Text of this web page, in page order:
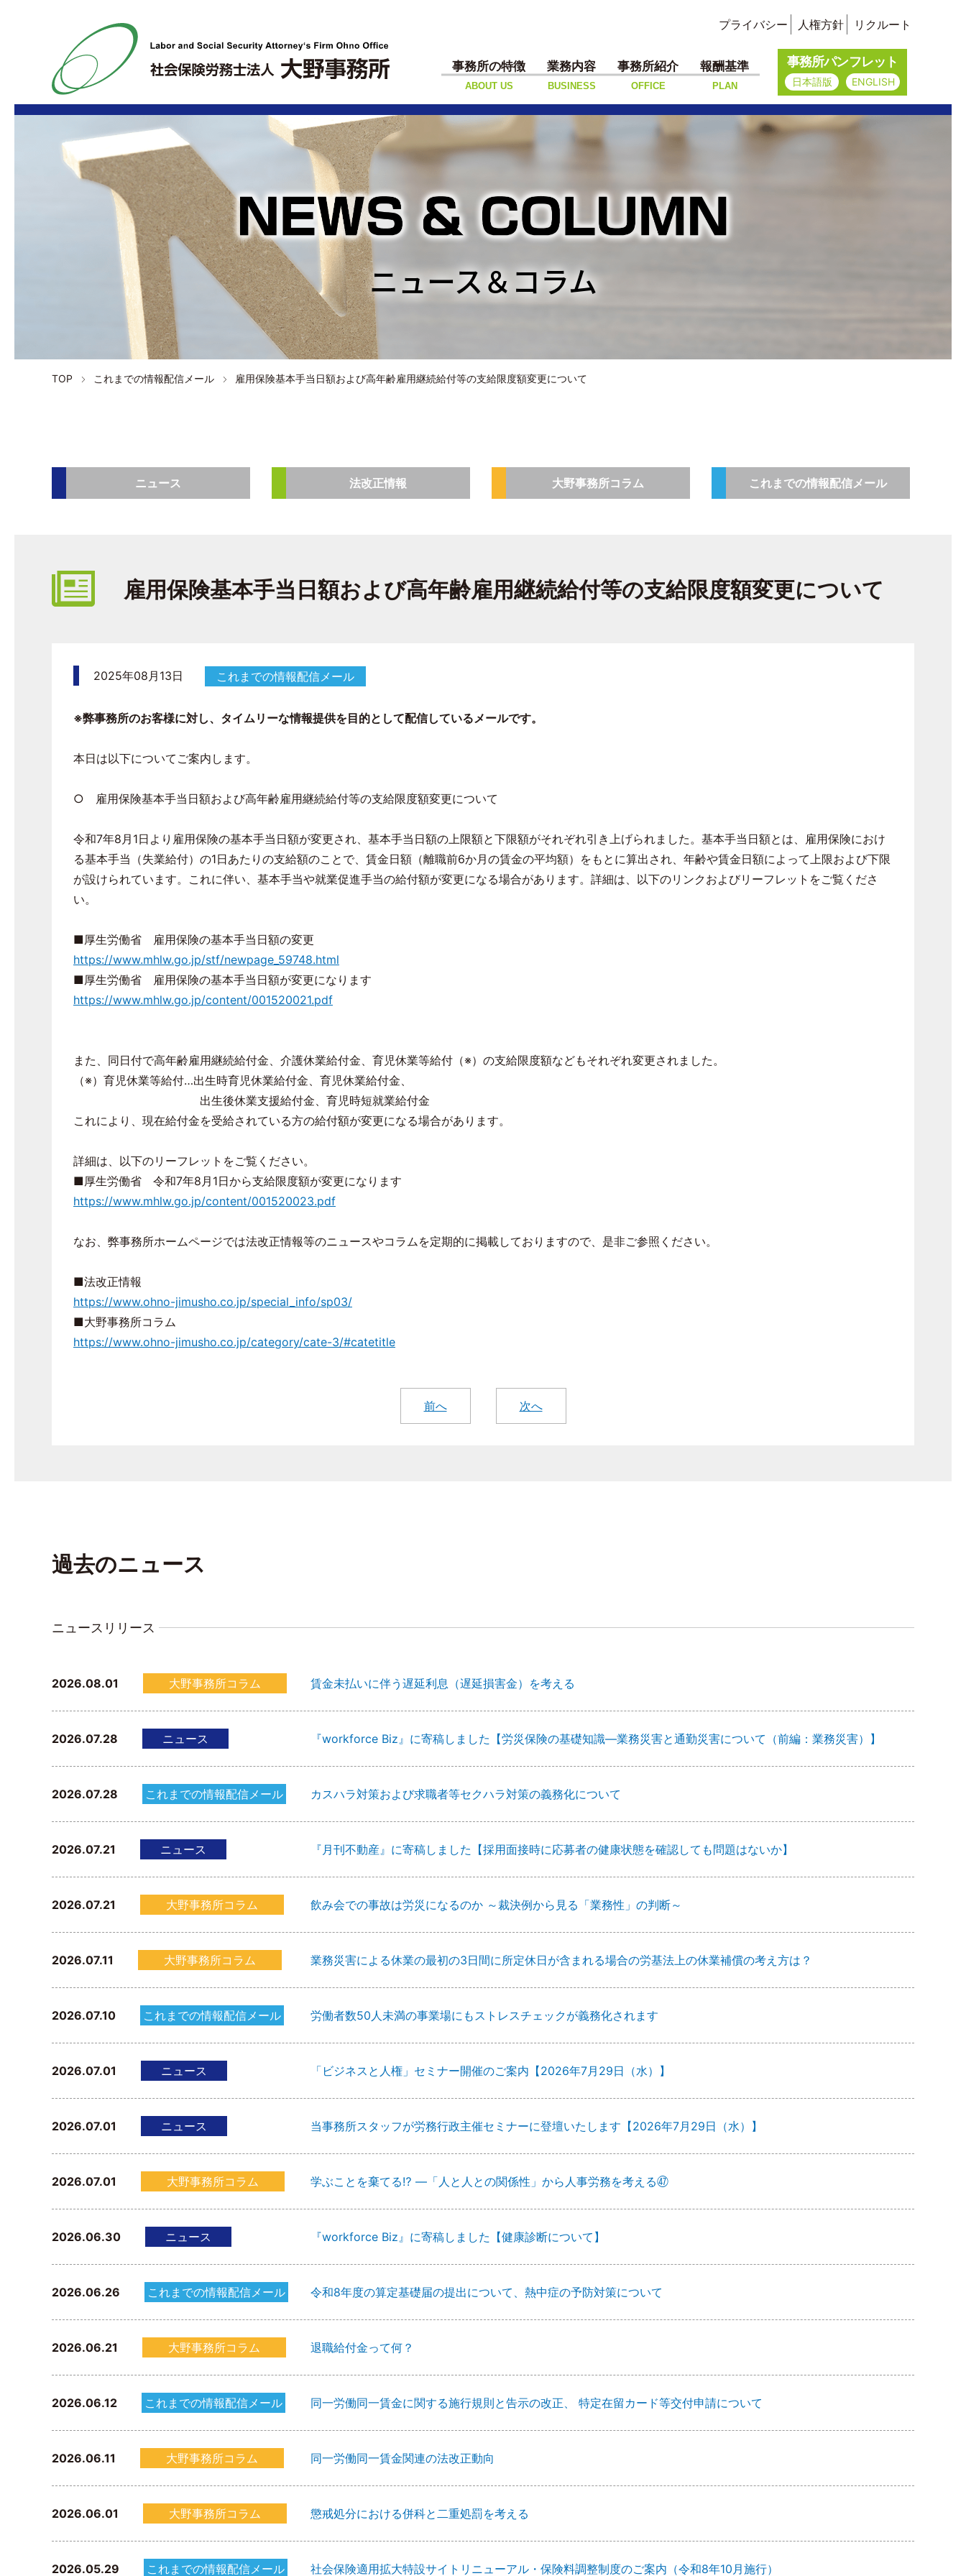
プライバシー 人権方針 リクルート
事務所の特徴
ABOUT US
業務内容
BUSINESS
事務所紹介
OFFICE
報酬基準
PLAN
事務所パンフレット
日本語版 ENGLISH
ニュース＆コラム
TOP これまでの情報配信メール 雇用保険基本手当日額および高年齢雇用継続給付等の支給限度額変更について
ニュース 法改正情報 大野事務所コラム これまでの情報配信メール
雇用保険基本手当日額および高年齢雇用継続給付等の支給限度額変更について
2025年08月13日 これまでの情報配信メール
※弊事務所のお客様に対し、タイムリーな情報提供を目的として配信しているメールです。
本日は以下についてご案内します。
○ 雇用保険基本手当日額および高年齢雇用継続給付等の支給限度額変更について
令和7年8月1日より雇用保険の基本手当日額が変更され、基本手当日額の上限額と下限額がそれぞれ引き上げられました。基本手当日額とは、雇用保険におけ
る基本手当（失業給付）の1日あたりの支給額のことで、賃金日額（離職前6か月の賃金の平均額）をもとに算出され、年齢や賃金日額によって上限および下限
が設けられています。これに伴い、基本手当や就業促進手当の給付額が変更になる場合があります。詳細は、以下のリンクおよびリーフレットをご覧くださ
い。
■厚生労働省 雇用保険の基本手当日額の変更
https://www.mhlw.go.jp/stf/newpage_59748.html
■厚生労働省 雇用保険の基本手当日額が変更になります
https://www.mhlw.go.jp/content/001520021.pdf
また、同日付で高年齢雇用継続給付金、介護休業給付金、育児休業等給付（※）の支給限度額などもそれぞれ変更されました。
（※）育児休業等給付…出生時育児休業給付金、育児休業給付金、
出生後休業支援給付金、育児時短就業給付金
これにより、現在給付金を受給されている方の給付額が変更になる場合があります。
詳細は、以下のリーフレットをご覧ください。
■厚生労働省 令和7年8月1日から支給限度額が変更になります
https://www.mhlw.go.jp/content/001520023.pdf
なお、弊事務所ホームページでは法改正情報等のニュースやコラムを定期的に掲載しておりますので、是非ご参照ください。
■法改正情報
https://www.ohno-jimusho.co.jp/special_info/sp03/
■大野事務所コラム
https://www.ohno-jimusho.co.jp/category/cate-3/#catetitle
前へ 次へ
過去のニュース
ニュースリリース
2026.08.01 大野事務所コラム 賃金未払いに伴う遅延利息（遅延損害金）を考える
2026.07.28 ニュース 『workforce Biz』に寄稿しました【労災保険の基礎知識―業務災害と通勤災害について（前編：業務災害）】
2026.07.28 これまでの情報配信メール カスハラ対策および求職者等セクハラ対策の義務化について
2026.07.21 ニュース 『月刊不動産』に寄稿しました【採用面接時に応募者の健康状態を確認しても問題はないか】
2026.07.21 大野事務所コラム 飲み会での事故は労災になるのか ～裁決例から見る「業務性」の判断～
2026.07.11 大野事務所コラム 業務災害による休業の最初の3日間に所定休日が含まれる場合の労基法上の休業補償の考え方は？
2026.07.10 これまでの情報配信メール 労働者数50人未満の事業場にもストレスチェックが義務化されます
2026.07.01 ニュース 「ビジネスと人権」セミナー開催のご案内【2026年7月29日（水）】
2026.07.01 ニュース 当事務所スタッフが労務行政主催セミナーに登壇いたします【2026年7月29日（水）】
2026.07.01 大野事務所コラム 学ぶことを棄てる⁉ ―「人と人との関係性」から人事労務を考える㊼
2026.06.30 ニュース 『workforce Biz』に寄稿しました【健康診断について】
2026.06.26 これまでの情報配信メール 令和8年度の算定基礎届の提出について、熱中症の予防対策について
2026.06.21 大野事務所コラム 退職給付金って何？
2026.06.12 これまでの情報配信メール 同一労働同一賃金に関する施行規則と告示の改正、 特定在留カード等交付申請について
2026.06.11 大野事務所コラム 同一労働同一賃金関連の法改正動向
2026.06.01 大野事務所コラム 懲戒処分における併科と二重処罰を考える
2026.05.29 これまでの情報配信メール 社会保険適用拡大特設サイトリニューアル・保険料調整制度のご案内（令和8年10月施行）